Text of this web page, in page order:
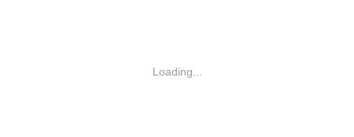
Loading...